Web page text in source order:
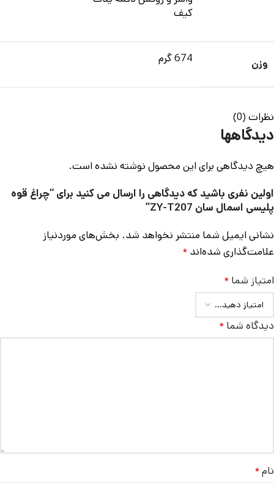
کیف
وزن 674 گرم
نظرات (0)
دیدگاهها
هیچ دیدگاهی برای این محصول نوشته نشده است.
اولین نفری باشید که دیدگاهی را ارسال می کنید برای “چراغ قوه
پلیسی اسمال سان ZY-T207”
نشانی ایمیل شما منتشر نخواهد شد. بخش‌های موردنیاز
علامت‌گذاری شده‌اند *
امتیاز شما *
دیدگاه شما *
نام*